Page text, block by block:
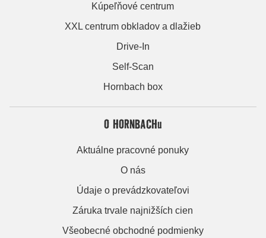
Kúpeľňové centrum
XXL centrum obkladov a dlažieb
Drive-In
Self-Scan
Hornbach box
O HORNBACHu
Aktuálne pracovné ponuky
O nás
Údaje o prevádzkovateľovi
Záruka trvale najnižších cien
Všeobecné obchodné podmienky